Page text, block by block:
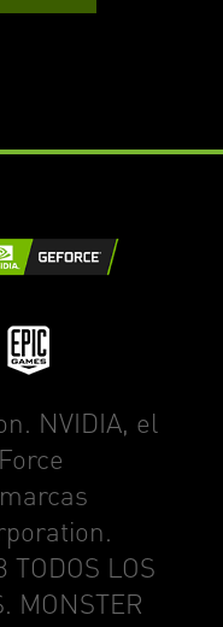
NVIDIA, el
TODOS LOS
MONSTER